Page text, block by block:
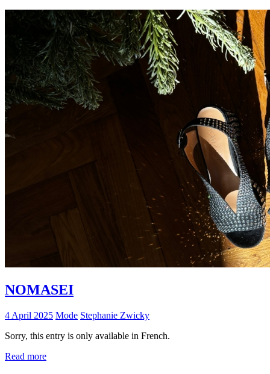
NOMASEI
4 April 2025 Mode Stephanie Zwicky
Sorry, this entry is only available in French.
Read more